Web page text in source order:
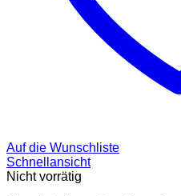
Auf die Wunschliste
Schnellansicht
Nicht vorrätig